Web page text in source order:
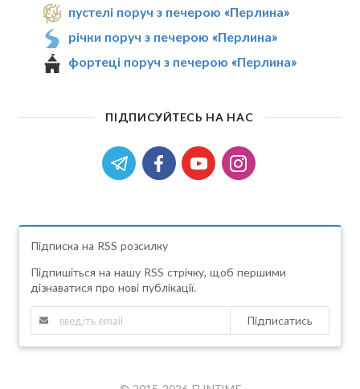
пустелі поруч з печерою «Перлина»
річки поруч з печерою «Перлина»
фортеці поруч з печерою «Перлина»
ПІДПИСУЙТЕСЬ НА НАС
Підписка на RSS розсилку
Підпишіться на нашу RSS стрічку, щоб першими
дізнаватися про нові публікації.
Підписатись